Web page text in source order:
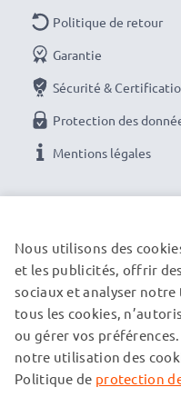
Politique de retour
Garantie
Sécurité &
Protection des
Mentions légales
NOS PARTENAIRES
© subtel.be 2026
Tous les prix incluent la
Veuillez noter que toutes
Nous utilisons des
et les publicités, offrir
sociaux et analyser
tous les cookies,
ou gérer vos
notre utilisation des
Politique de protection